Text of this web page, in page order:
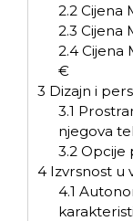
2.2Cijena
2.3 Cijena
2.4Cijena
€
3 Dizajn i
3.1
njegova
3.2Opcije
4 Izvrsnost u
4.1